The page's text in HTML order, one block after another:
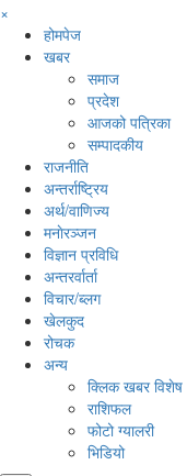
×
होमपेज
खबर
समाज
प्रदेश
आजको पत्रिका
सम्पादकीय
राजनीति
अन्तर्राष्ट्रिय
अर्थ/वाणिज्य
मनाेरञ्जन
विज्ञान प्रविधि
अन्तरर्वार्ता
विचार/ब्लग
खेलकुद
रोचक
अन्य
क्लिक खबर विशेष
राशिफल
फोटो ग्यालरी
भिडियो